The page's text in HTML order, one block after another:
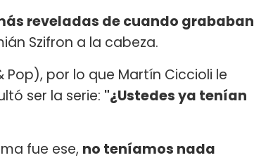
reveladas de cuando grababan
Szifron a la cabeza.
Pop), por lo que Martín Ciccioli le
ser la serie: "¿Ustedes ya tenían
fue ese, no teníamos nada